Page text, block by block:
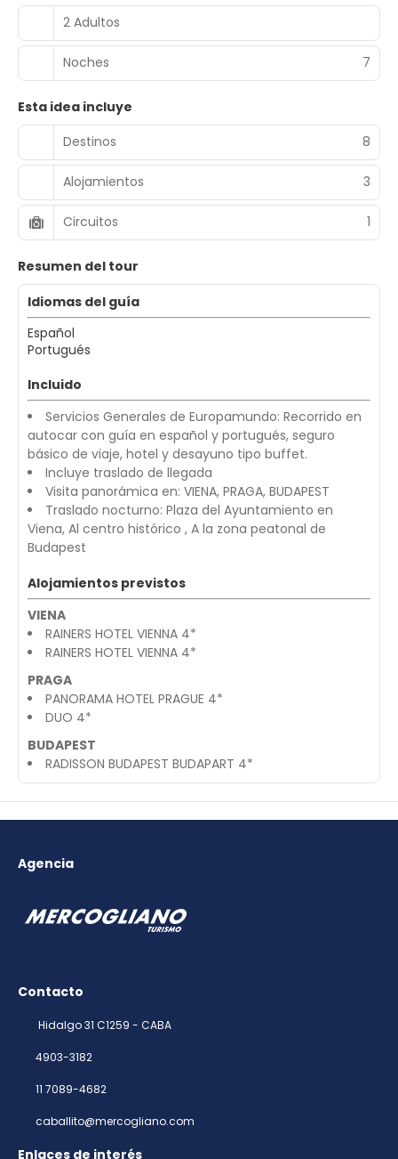
2 Adultos
Noches 7
Esta idea incluye
Destinos
8
Alojamientos 3
Circuitos 1
Resumen del tour
Idiomas del guía
Español
Portugués
Incluido
Servicios Generales de Europamundo: Recorrido en
autocar con guía en español y portugués, seguro
básico de viaje, hotel y desayuno tipo buffet.
Incluye traslado de llegada
Visita panorámica en: VIENA, PRAGA, BUDAPEST
Traslado nocturno: Plaza del Ayuntamiento en
Viena, Al centro histórico , A la zona peatonal de
Budapest
Alojamientos previstos
VIENA
RAINERS HOTEL VIENNA 4*
RAINERS HOTEL VIENNA 4*
PRAGA
PANORAMA HOTEL PRAGUE 4*
DUO 4*
BUDAPEST
RADISSON BUDAPEST BUDAPART 4*
Agencia
Contacto
Hidalgo 31 C1259 - CABA
4903-3182
11 7089-4682
caballito@mercogliano.com
Enlaces de interés